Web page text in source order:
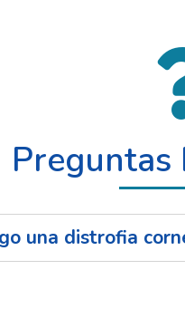
Preguntas
una distrofia